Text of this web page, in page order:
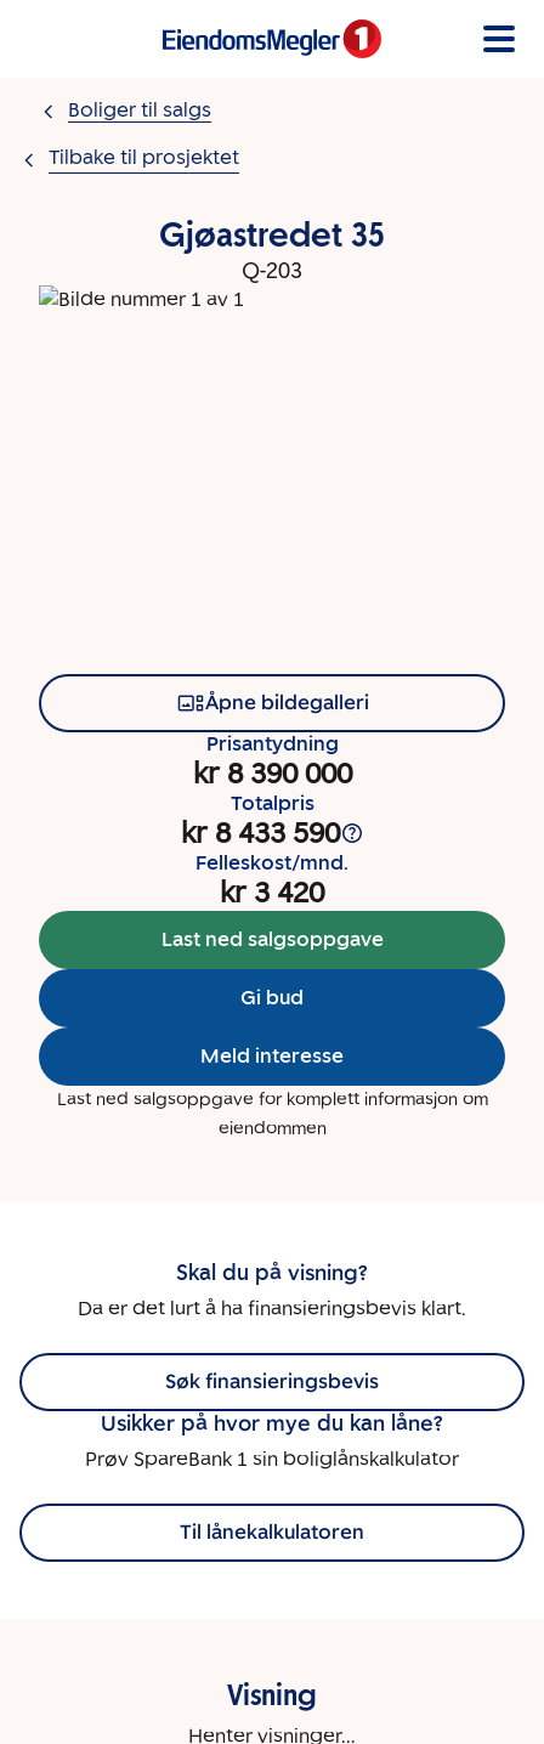
Boliger til salgs
Tilbake til prosjektet
Gjøastredet 35
Q-203
Åpne bildegalleri
Prisantydning
kr 8 390 000
Totalpris
kr 8 433 590
Felleskost/mnd.
kr 3 420
Last ned salgsoppgave
Gi bud
Meld interesse
Last ned salgsoppgave for komplett informasjon om
eiendommen
Skal du på visning?
Da er det lurt å ha finansieringsbevis klart.
Søk finansieringsbevis
Usikker på hvor mye du kan låne?
Prøv SpareBank 1 sin boliglånskalkulator
Til lånekalkulatoren
Visning
Henter visninger...